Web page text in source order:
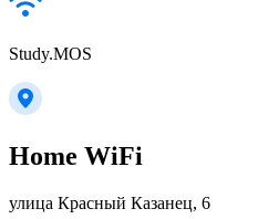
Study.MOS
Home WiFi
улица Красный Казанец, 6